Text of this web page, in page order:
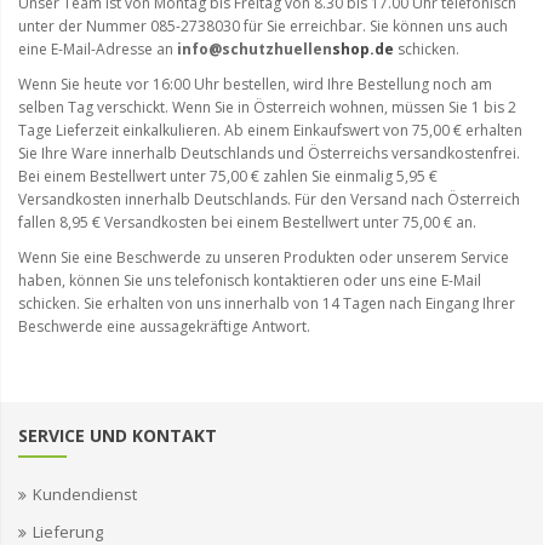
unter der Nummer 085-2738030 für Sie erreichbar. Sie können uns auch
eine E-Mail-Adresse an info@schutzhuellenshop.de schicken.
Wenn Sie heute vor 16:00 Uhr bestellen, wird Ihre Bestellung noch am
selben Tag verschickt. Wenn Sie in Österreich wohnen, müssen Sie 1 bis 2
Tage Lieferzeit einkalkulieren. Ab einem Einkaufswert von 75,00 € erhalten
Sie Ihre Ware innerhalb Deutschlands und Österreichs versandkostenfrei.
Bei einem Bestellwert unter 75,00 € zahlen Sie einmalig 5,95 €
Versandkosten innerhalb Deutschlands. Für den Versand nach Österreich
fallen 8,95 € Versandkosten bei einem Bestellwert unter 75,00 € an.
Wenn Sie eine Beschwerde zu unseren Produkten oder unserem Service
haben, können Sie uns telefonisch kontaktieren oder uns eine E-Mail
schicken. Sie erhalten von uns innerhalb von 14 Tagen nach Eingang Ihrer
Beschwerde eine aussagekräftige Antwort.
SERVICE UND KONTAKT
Kundendienst
Lieferung